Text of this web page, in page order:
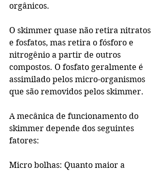
orgânicos.
O skimmer quase não retira nitratos
e fosfatos, mas retira o fósforo e
nitrogênio a partir de outros
compostos. O fosfato geralmente é
assimilado pelos micro-organismos
que são removidos pelos skimmer.
A mecânica de funcionamento do
skimmer depende dos seguintes
fatores:
Micro bolhas: Quanto maior a